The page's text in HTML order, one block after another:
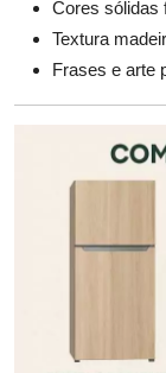
Cores sólidas
Textura
Frases e arte